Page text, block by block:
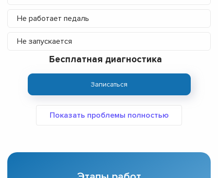
Не работает педаль
Не запускается
Бесплатная диагностика
Записаться